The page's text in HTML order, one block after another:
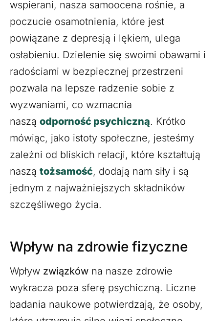
wspierani, nasza samoocena rośnie, a
poczucie osamotnienia, które jest
powiązane z depresją i lękiem, ulega
osłabieniu. Dzielenie się swoimi obawami i
radościami w bezpiecznej przestrzeni
pozwala na lepsze radzenie sobie z
wyzwaniami, co wzmacnia
naszą odporność psychiczną. Krótko
mówiąc, jako istoty społeczne, jesteśmy
zależni od bliskich relacji, które kształtują
naszą tożsamość, dodają nam siły i są
jednym z najważniejszych składników
szczęśliwego życia.
Wpływ na zdrowie fizyczne
Wpływ związków na nasze zdrowie
wykracza poza sferę psychiczną. Liczne
badania naukowe potwierdzają, że osoby,